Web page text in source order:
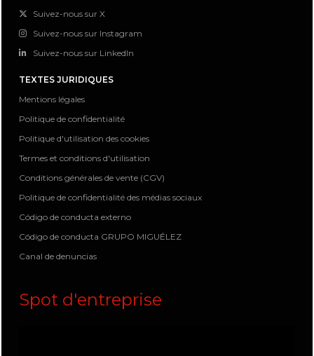
Suivez-nous sur X
Suivez-nous sur Instagram
Suivez-nous sur LinkedIn
TEXTES JURIDIQUES
Mentions légales
Politique de confidentialité
Politique d'utilisation des cookies
Termes et conditions d'utilisation
Conditions générales de vente (CGV)
Politique de confidentialité des médias sociaux
Código de conducta externo
Código de conducta GRUPO MIGUÉLEZ
Canal de denuncias
Spot d'entreprise